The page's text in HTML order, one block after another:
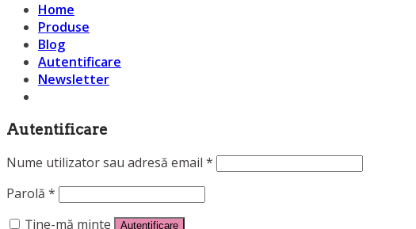
Home
Produse
Blog
Autentificare
Newsletter
Autentificare
Nume utilizator sau adresă email *
Parolă *
Ține-mă minte
Autentificare